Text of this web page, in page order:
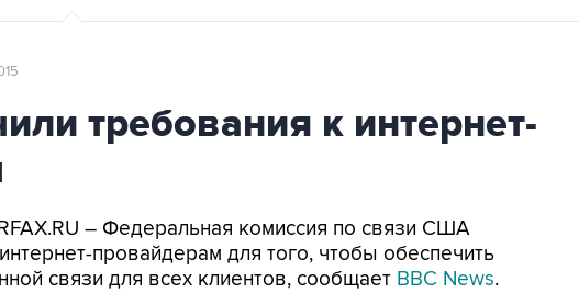
требования к интернет-
– Федеральная комиссия по связи США
провайдерам для того, чтобы обеспечить
связи для всех клиентов, сообщает BBC News.